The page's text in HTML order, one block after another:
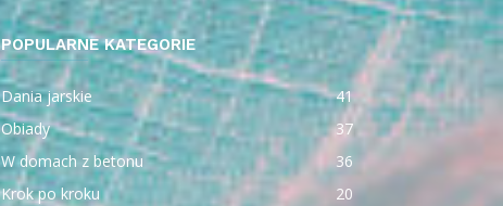
POPULARNE KATEGORIE
Dania jarskie
41
Obiady
37
W domach z betonu
36
Krok po kroku
20